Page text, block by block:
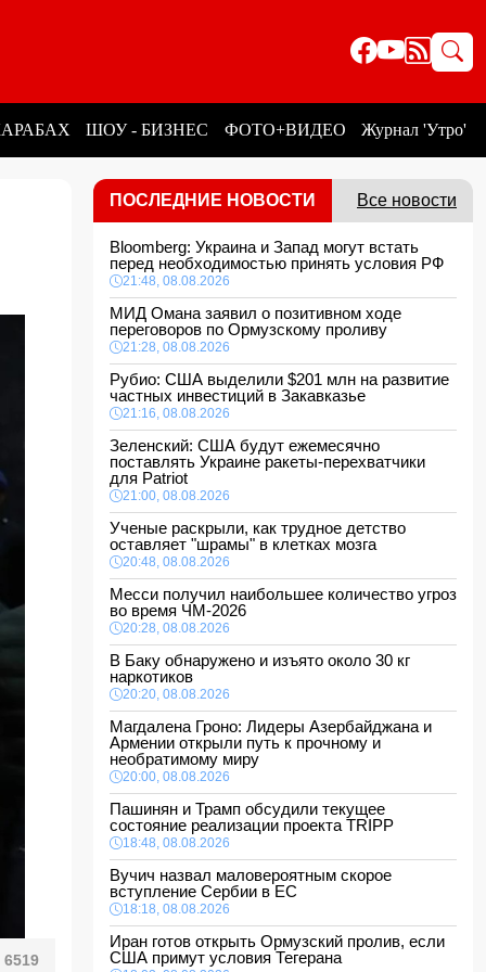
ШОУ - БИЗНЕС ФОТО+ВИДЕО Журнал 'Утро'
6519
ПОСЛЕДНИЕ НОВОСТИ Все новости
Bloomberg: Украина и Запад могут встать
перед необходимостью принять условия РФ
21:48, 08.08.2026
МИД Омана заявил о позитивном ходе
переговоров по Ормузскому проливу
21:28, 08.08.2026
Рубио: США выделили $201 млн на развитие
частных инвестиций в Закавказье
21:16, 08.08.2026
Зеленский: США будут ежемесячно
поставлять Украине ракеты-перехватчики
для Patriot
21:00, 08.08.2026
Ученые раскрыли, как трудное детство
оставляет "шрамы" в клетках мозга
20:48, 08.08.2026
Месси получил наибольшее количество угроз
во время ЧМ-2026
20:28, 08.08.2026
В Баку обнаружено и изъято около 30 кг
наркотиков
20:20, 08.08.2026
Магдалена Гроно: Лидеры Азербайджана и
Армении открыли путь к прочному и
необратимому миру
20:00, 08.08.2026
Пашинян и Трамп обсудили текущее
состояние реализации проекта TRIPP
18:48, 08.08.2026
Вучич назвал маловероятным скорое
вступление Сербии в ЕС
18:18, 08.08.2026
Иран готов открыть Ормузский пролив, если
США примут условия Тегерана